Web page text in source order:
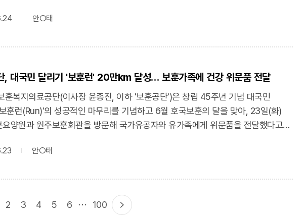
“내 이야기가 그림책이 되어 다음 세대에게 전해질 수 있다는 점이 뜻깊다”고
용할 예정이며, 향후 보육시설, 유치원, 초등학교 등과 연계한 낭독 활동을 통해
어르신들의 소중한 기억을 기록하고, 그 의미를 다음 세대와 함께 나누는 뜻깊은
이라며, "보훈공단은 앞으로도 보훈의 가치를 지역사회와 함께 나누고, 세대 간
이어가는 사회공헌 활동을 지속해서 추진하겠다"고 말했다.(이뉴스투데이) ‘전쟁의
책으로 잇다’…보훈공단, 호국이야기 출판
news/articleView.html?idxno=2442594
중심의 조기진단체계 구축을 통한 국민 체감형 공공의료서비스 혁신' 사례로
중심의 공공의료 체계를 구축해 왔다. 특히 AI 기반 영상판독 보조시스템을 활용해
반 심장질환 상시 관찰(모니터링) 시스템을 도입해 환자의 심전도 및 생체신호를
로 분석함으로써 부정맥 등 이상 징후를 조기에 포착하고 신속한 의료 대응이
지원했다. 이처럼 영상 판독과 생체신호 분석을 연계한 시스템으로 환자 안전을
과를 인정받아 공공의료 혁신 우수 사례로 평가 받았다.❍ 보훈공단 윤종진
노력이 인정받은 뜻깊은 성과"라며, "앞으로도 디지털 기반 의료혁신을 지속
있도록 최선을 다하겠다"고 수상 소감을 밝혔다.(뉴시스) 보훈공단,
www.newsis.com/view/NISX20260624_0003682099
안○태
, 대국민 달리기 '보훈런' 20만km 달성… 보훈가족에 건강 위문품 전달
복지의료공단(이사장 윤종진, 이하 '보훈공단')은 창립 45주년 기념 대국민
훈런(Run)'의 성공적인 마무리를 기념하고 6월 호국보훈의 달을 맞아, 23일(화)
양원과 원주보훈회관을 방문해 국가유공자와 유가족에게 위문품을 전달했다고
됐다. 보훈런은 전체 완주자의 40%가 10∼30대일 정도로 청년층의 큰 호응을
.❍ 이러한 국민의 성원에 힘입어, 보훈공단 윤종진 이사장은 23일(화)
양원을 직접 찾아 6ㆍ25 참전 국가유공자 등 입소자 모두에게 건강식품을
이와 함께 호국보훈의 달을 기념하여 친환경 녹색인증 제품인 생활용품 세트를
안○태
2 3 4 5 6 100